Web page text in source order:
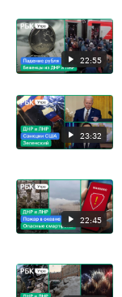
22:55
23:32
22:45